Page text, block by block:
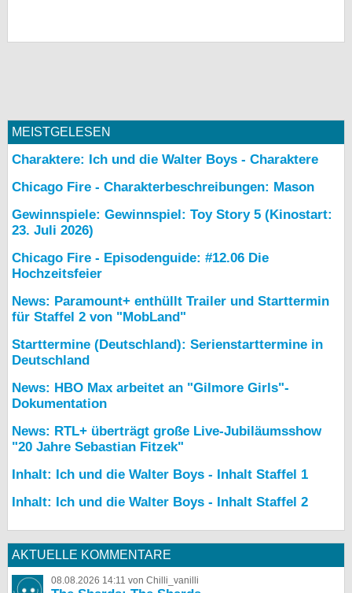
MEISTGELESEN
Charaktere: Ich und die Walter Boys - Charaktere
Chicago Fire - Charakterbeschreibungen: Mason
Gewinnspiele: Gewinnspiel: Toy Story 5 (Kinostart:
23. Juli 2026)
Chicago Fire - Episodenguide: #12.06 Die
Hochzeitsfeier
News: Paramount+ enthüllt Trailer und Starttermin
für Staffel 2 von "MobLand"
Starttermine (Deutschland): Serienstarttermine in
Deutschland
News: HBO Max arbeitet an "Gilmore Girls"-
Dokumentation
News: RTL+ überträgt große Live-Jubiläumsshow
"20 Jahre Sebastian Fitzek"
Inhalt: Ich und die Walter Boys - Inhalt Staffel 1
Inhalt: Ich und die Walter Boys - Inhalt Staffel 2
AKTUELLE KOMMENTARE
08.08.2026 14:11 von Chilli_vanilli